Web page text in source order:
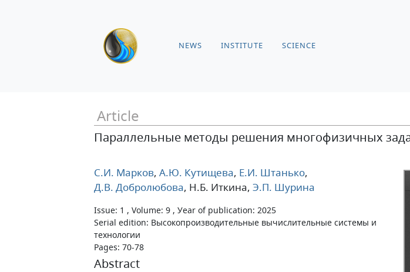
NEWS INSTITUTE SCIENCE
Article
Параллельные методы решения многофизичных
С.И. Марков, А.Ю. Кутищева, Е.И. Штанько,
Д.В. Добролюбова, Н.Б. Иткина, Э.П. Шурина
Issue: 1 , Volume: 9 , Уear of publication: 2025
Serial edition: Высокопроизводительные вычислительные системы и
технологии
Pages: 70-78
Abstract